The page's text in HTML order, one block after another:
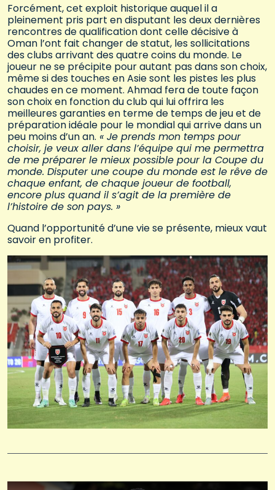
Forcément, cet exploit historique auquel il a
pleinement pris part en disputant les deux dernières
rencontres de qualification dont celle décisive à
Oman l’ont fait changer de statut, les sollicitations
des clubs arrivant des quatre coins du monde. Le
joueur ne se précipite pour autant pas dans son choix,
même si des touches en Asie sont les pistes les plus
chaudes en ce moment. Ahmad fera de toute façon
son choix en fonction du club qui lui offrira les
meilleures garanties en terme de temps de jeu et de
préparation idéale pour le mondial qui arrive dans un
peu moins d’un an. « Je prends mon temps pour
choisir, je veux aller dans l’équipe qui me permettra
de me préparer le mieux possible pour la Coupe du
monde. Disputer une coupe du monde est le rêve de
chaque enfant, de chaque joueur de football,
encore plus quand il s’agit de la première de
l’histoire de son pays. »
Quand l’opportunité d’une vie se présente, mieux vaut
savoir en profiter.